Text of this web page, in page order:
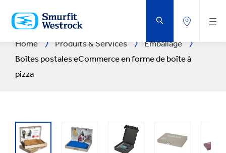
AU
CONTENU
PRINCIPAL
Home Produits & Services
Emballage
Boîtes postales eCommerce en forme de boîte à
pizza